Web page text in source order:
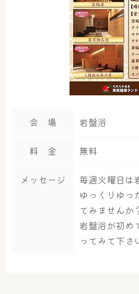
会 場 岩盤浴
料 金 無料
メッセージ
毎週火曜日は
ゆっくりゆっ
てみませんか
岩盤浴が初め
ってみて下